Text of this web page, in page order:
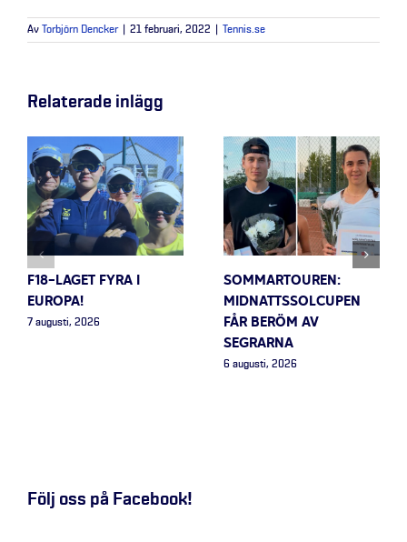
Av Torbjörn Dencker 21 februari, 2022 Tennis.se
Relaterade inlägg
F18-LAGET FYRA I
EUROPA!
7 augusti, 2026
SOMMARTOUREN:
MIDNATTSSOLCUPEN
FÅR BERÖM AV
SEGRARNA
6 augusti, 2026
Följ oss på Facebook!